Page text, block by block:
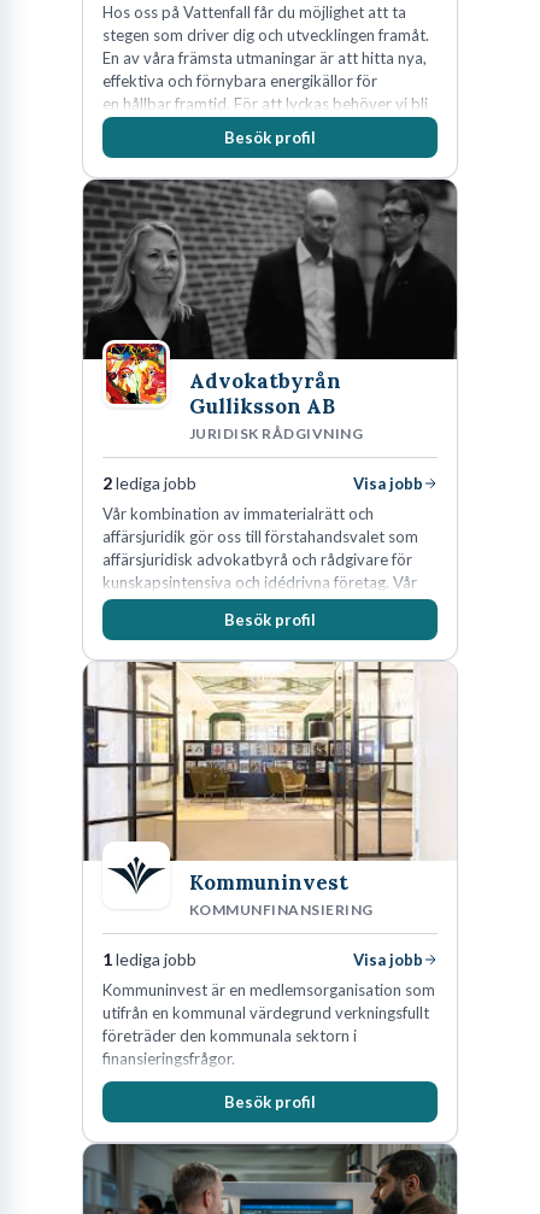
Hos oss på Vattenfall får du möjlighet att ta
stegen som driver dig och utvecklingen framåt.
En av våra främsta utmaningar är att hitta nya,
effektiva och förnybara energikällor för
en hållbar framtid. För att lyckas behöver vi bli
fler medarbetare som vill göra skillnad.
Besök profil
Advokatbyrån
Gulliksson AB
JURIDISK RÅDGIVNING
2lediga jobb
Visa jobb
Vår kombination av immaterialrätt och
affärsjuridik gör oss till förstahandsvalet som
affärsjuridisk advokatbyrå och rådgivare för
kunskapsintensiva och idédrivna företag. Vår
expertis inom IP-tillgångar har gett oss en
marknadsledande position. Våra klienter väljer
skydda, utveckla och kommersialisera
företagets viktigaste tillgångar.
Besök profil
Kommuninvest
KOMMUNFINANSIERING
1lediga jobb
Visa jobb
Kommuninvest är en medlemsorganisation som
utifrån en kommunal värdegrund verkningsfullt
företräder den kommunala sektorn i
finansieringsfrågor.
Besök profil